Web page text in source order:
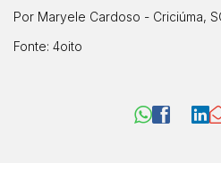
Por Maryele Cardoso - Criciúma,
Fonte: 4oito